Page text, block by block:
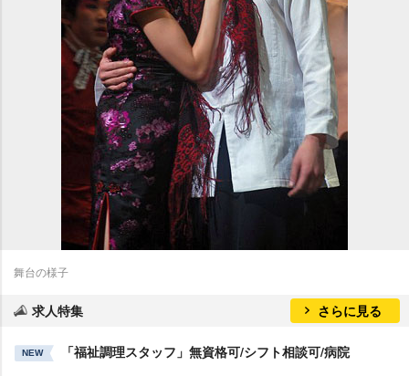
舞台の様子
求人特集 さらに見る
NEW 「福祉調理スタッフ」無資格可/シフト相談可/病院